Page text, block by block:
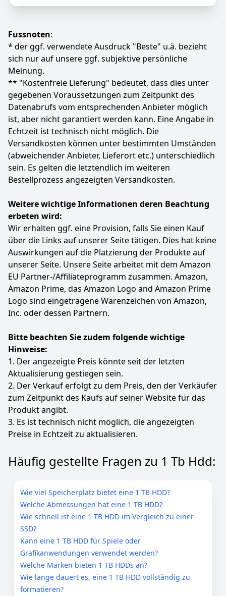
Fussnoten:
* der ggf. verwendete Ausdruck "Beste" u.ä. bezieht
sich nur auf unsere ggf. subjektive persönliche
Meinung.
** "Kostenfreie Lieferung" bedeutet, dass dies unter
gegebenen Voraussetzungen zum Zeitpunkt des
Datenabrufs vom entsprechenden Anbieter möglich
ist, aber nicht garantiert werden kann. Eine Angabe in
Echtzeit ist technisch nicht möglich. Die
Versandkosten können unter bestimmten Umständen
(abweichender Anbieter, Lieferort etc.) unterschiedlich
sein. Es gelten die letztendlich im weiteren
Bestellprozess angezeigten Versandkosten.
Weitere wichtige Informationen deren Beachtung
erbeten wird:
Wir erhalten ggf. eine Provision, falls Sie einen Kauf
über die Links auf unserer Seite tätigen. Dies hat keine
Auswirkungen auf die Platzierung der Produkte auf
unserer Seite. Unsere Seite arbeitet mit dem Amazon
EU Partner-/Affiliateprogramm zusammen. Amazon,
Amazon Prime, das Amazon Logo and Amazon Prime
Logo sind eingetragene Warenzeichen von Amazon,
Inc. oder dessen Partnern.
Bitte beachten Sie zudem folgende wichtige
Hinweise:
1. Der angezeigte Preis könnte seit der letzten
Aktualisierung gestiegen sein.
2. Der Verkauf erfolgt zu dem Preis, den der Verkäufer
zum Zeitpunkt des Kaufs auf seiner Website für das
Produkt angibt.
3. Es ist technisch nicht möglich, die angezeigten
Preise in Echtzeit zu aktualisieren.
Häufig gestellte Fragen zu 1 Tb Hdd:
Wie viel Speicherplatz bietet eine 1 TB HDD?
Welche Abmessungen hat eine 1 TB HDD?
Wie schnell ist eine 1 TB HDD im Vergleich zu einer
SSD?
Kann eine 1 TB HDD für Spiele oder
Grafikanwendungen verwendet werden?
Welche Marken bieten 1 TB HDDs an?
Wie lange dauert es, eine 1 TB HDD vollständig zu
formatieren?